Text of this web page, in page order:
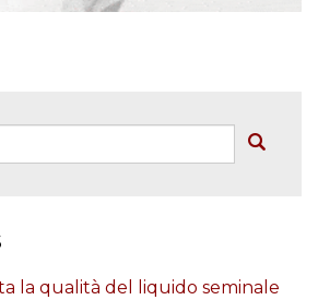
la qualità del liquido seminale